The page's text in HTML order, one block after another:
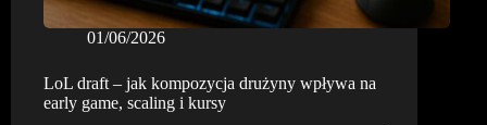
01/06/2026
LoL draft – jak kompozycja drużyny wpływa na
early game, scaling i kursy